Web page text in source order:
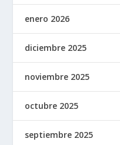
enero 2026
diciembre 2025
noviembre 2025
octubre 2025
septiembre 2025